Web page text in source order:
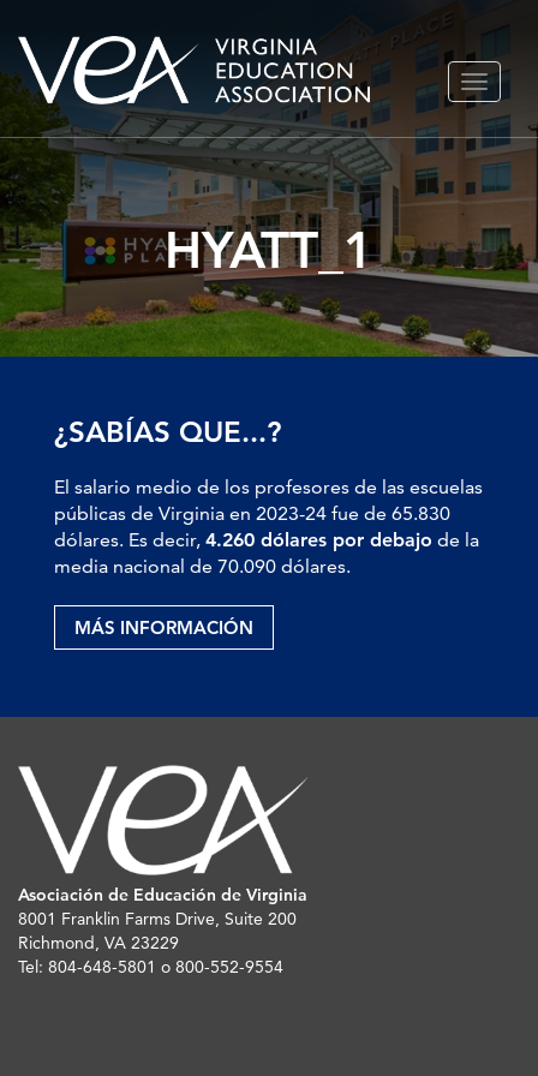
Ir
al
contenido
HYATT_1
¿SABÍAS QUE...?
El salario medio de los profesores de las escuelas
públicas de Virginia en 2023-24 fue de 65.830
dólares. Es decir, 4.260 dólares por debajo de la
media nacional de 70.090 dólares.
MÁS INFORMACIÓN
Asociación de Educación de Virginia
8001 Franklin Farms Drive, Suite 200
Richmond, VA 23229
Tel: 804-648-5801 o 800-552-9554